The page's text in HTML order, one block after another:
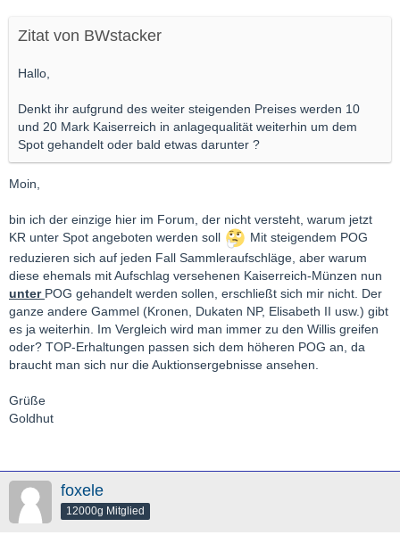
Zitat von BWstacker
Hallo,
Denkt ihr aufgrund des weiter steigenden Preises werden 10
und 20 Mark Kaiserreich in anlagequalität weiterhin um dem
Spot gehandelt oder bald etwas darunter ?
Moin,
bin ich der einzige hier im Forum, der nicht versteht, warum jetzt
KR unter Spot angeboten werden soll
Mit steigendem POG
reduzieren sich auf jeden Fall Sammleraufschläge, aber warum
diese ehemals mit Aufschlag versehenen Kaiserreich-Münzen nun
unter POG gehandelt werden sollen, erschließt sich mir nicht. Der
ganze andere Gammel (Kronen, Dukaten NP, Elisabeth II usw.) gibt
es ja weiterhin. Im Vergleich wird man immer zu den Willis greifen
oder? TOP-Erhaltungen passen sich dem höheren POG an, da
braucht man sich nur die Auktionsergebnisse ansehen.
Grüße
Goldhut
foxele
12000g Mitglied